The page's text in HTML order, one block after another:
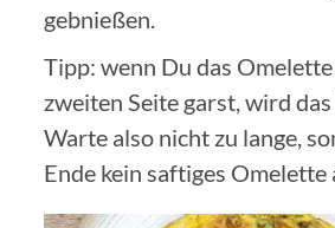
gebnießen.
Tipp: wenn Du das
zweiten Seite garst, wird
Warte also nicht zu lange,
Ende kein saftiges Omelette